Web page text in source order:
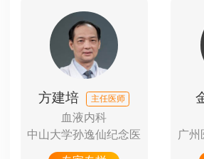
方建培 主任医师
血液内科
中山大学孙逸仙纪念医
广州